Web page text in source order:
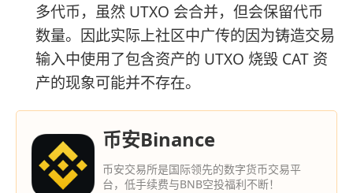
多代币，虽然 UTXO 会合并，但会保留代币
数量。因此实际上社区中广传的因为铸造交易
输入中使用了包含资产的 UTXO 烧毁 CAT 资
产的现象可能并不存在。
币安Binance
币安交易所是国际领先的数字货币交易平
台，低手续费与BNB空投福利不断！